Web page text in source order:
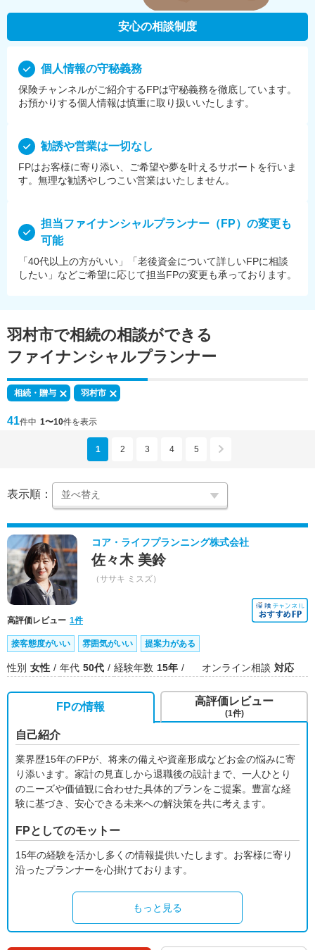
安心の相談制度
個⼈情報の守秘義務
保険チャンネルがご紹介するFPは守秘義務を徹底しています。
お預かりする個⼈情報は慎重に取り扱いいたします。
勧誘や営業は⼀切なし
FPはお客様に寄り添い、ご希望や夢を叶えるサポートを⾏いま
す。無理な勧誘やしつこい営業はいたしません。
担当ファイナンシャルプランナー（FP）の変更も
可能
「40代以上の方がいい」「老後資金について詳しいFPに相談
したい」などご希望に応じて担当FPの変更も承っております。
羽村市で相続の相談ができる
ファイナンシャルプランナー
相続・贈与 羽村市
41件中 1〜10件を表示
1 2 3 4 5
表示順：
コア・ライフプランニング株式会社
佐々木 美鈴
（ササキ ミスズ）
高評価レビュー 1件
接客態度がいい 雰囲気がいい 提案力がある
性別 女性 年代 50代 経験年数 15年 オンライン相談 対応
FPの情報
自己紹介
業界歴15年のFPが、将来の備えや資産形成などお金の悩みに寄
り添います。家計の見直しから退職後の設計まで、一人ひとり
のニーズや価値観に合わせた具体的プランをご提案。豊富な経
験に基づき、安心できる未来への解決策を共に考えます。
FPとしてのモットー
15年の経験を活かし多くの情報提供いたします。お客様に寄り
沿ったプランナーを心掛けております。
もっと見る
高評価レビュー
(1件)